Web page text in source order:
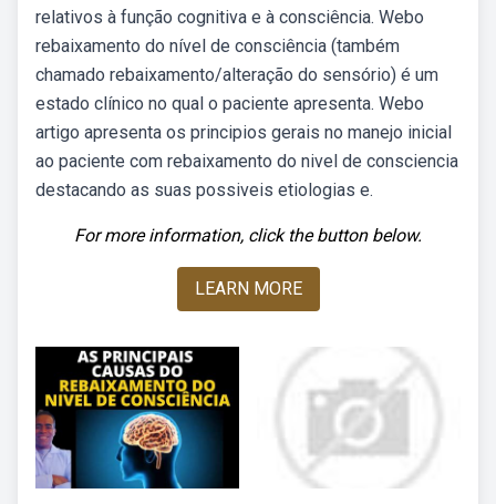
relativos à função cognitiva e à consciência. Webo
rebaixamento do nível de consciência (também
chamado rebaixamento/alteração do sensório) é um
estado clínico no qual o paciente apresenta. Webo
artigo apresenta os principios gerais no manejo inicial
ao paciente com rebaixamento do nivel de consciencia
destacando as suas possiveis etiologias e.
For more information, click the button below.
LEARN MORE